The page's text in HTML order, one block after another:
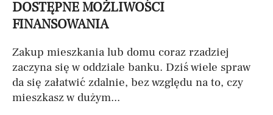
DOSTĘPNE MOŻLIWOŚCI
FINANSOWANIA
Zakup mieszkania lub domu coraz rzadziej
zaczyna się w oddziale banku. Dziś wiele spraw
da się załatwić zdalnie, bez względu na to, czy
mieszkasz w dużym...